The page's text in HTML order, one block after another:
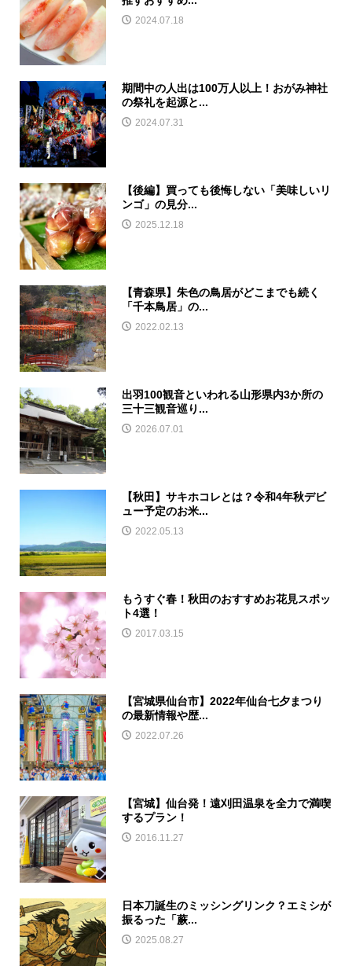
2024.07.18
期間中の人出は100万人以上！おがみ神社
の祭礼を起源と...
2024.07.31
【後編】買っても後悔しない「美味しいリ
ンゴ」の見分...
2025.12.18
【青森県】朱色の鳥居がどこまでも続く
「千本鳥居」の...
2022.02.13
出羽100観音といわれる山形県内3か所の
三十三観音巡り...
2026.07.01
【秋田】サキホコレとは？令和4年秋デビ
ュー予定のお米...
2022.05.13
もうすぐ春！秋田のおすすめお花見スポッ
ト4選！
2017.03.15
【宮城県仙台市】2022年仙台七夕まつり
の最新情報や歴...
2022.07.26
【宮城】仙台発！遠刈田温泉を全力で満喫
するプラン！
2016.11.27
日本刀誕生のミッシングリンク？エミシが
振るった「蕨...
2025.08.27